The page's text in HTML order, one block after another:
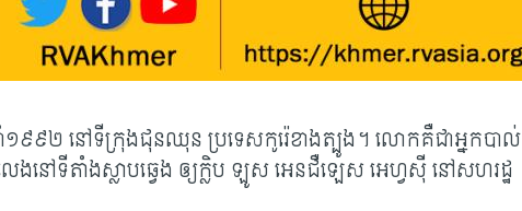
ាំ១៩៩២ នៅទីក្រុងជុនឈុន ប្រទេសកូរ៉េខាងត្បូង។ លោកគឺជាអ្នកបាល់
ងនៅទីតាំងស្លាបឆ្វេង ឲ្យក្លិប ឡូស អេនជឺឡេស អេហ្វស៊ី នៅសហរដ្ឋ